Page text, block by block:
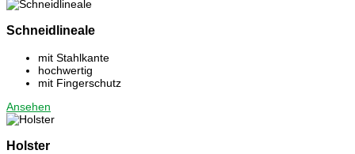
Schneidlineale
mit Stahlkante
hochwertig
mit Fingerschutz
Ansehen
Holster